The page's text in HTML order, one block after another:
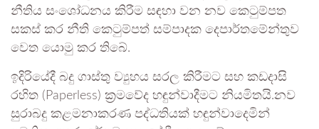
නීතිය සංශෝධනය කිරීම සඳහා වන නව කෙටුම්පත
සකස් කර නීති කෙටුම්පත් සම්පාදක දෙපාර්තමේන්තුව
වෙත යොමු කර තිබේ.
ඉදිරියේදී බදු ගාස්තු ව්‍යුහය සරල කිරීමට සහ කඩදාසි
රහිත (Paperless) ක්‍රමවේද හඳුන්වාදීමට නියමිතයි.නව
සුරාබදු කළමනාකරණ පද්ධතියක් හඳුන්වාදෙමින්